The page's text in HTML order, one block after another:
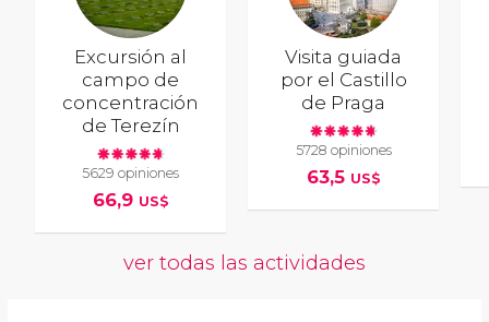
Excursión al
campo de
concentración
de Terezín
5629 opiniones
66,9 US$
Visita guiada
por el Castillo
de Praga
5728 opiniones
63,5 US$
ver todas las actividades